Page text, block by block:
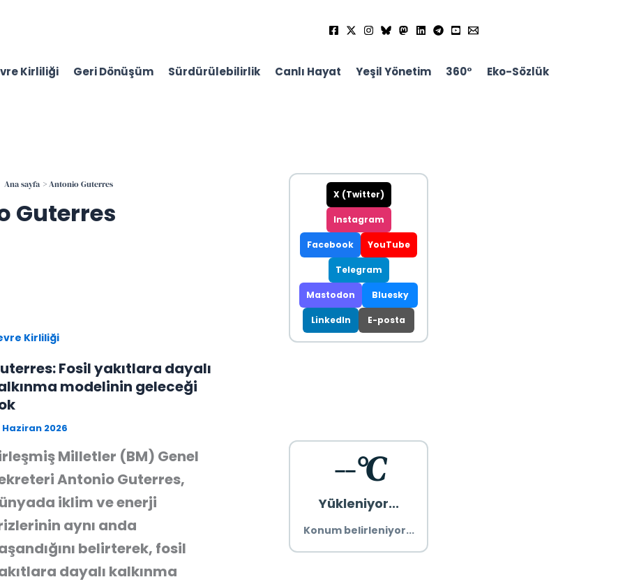
Kirliliği Geri Dönüşüm Sürdürülebilirlik Canlı Hayat Yeşil Yönetim 360° Eko-Sözlük
Ana sayfa Antonio Guterres
Guterres
Kirliliği
Fosil yakıtlara dayalı
modelinin geleceği
Haziran 2026
Milletler (BM) Genel
Antonio Guterres,
iklim ve enerji
aynı anda
belirterek, fosil
dayalı kalkınma
X (Twitter)
Instagram
Facebook YouTube
Telegram
Mastodon Bluesky
LinkedIn E-posta
--°C
Yükleniyor...
Konum belirleniyor...